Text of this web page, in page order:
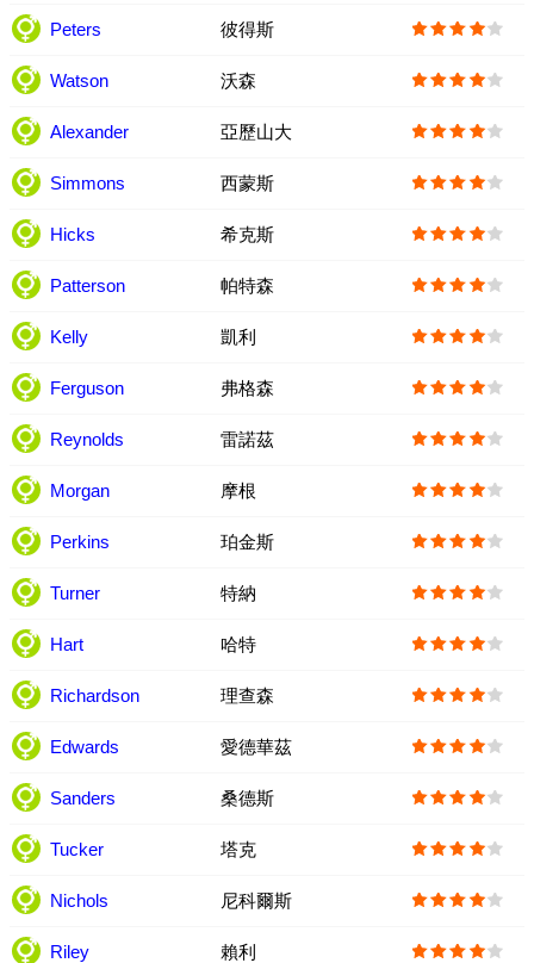
Peters 彼得斯
Watson 沃森
Alexander 亞歷山大
Simmons 西蒙斯
Hicks 希克斯
Patterson 帕特森
Kelly 凱利
Ferguson 弗格森
Reynolds 雷諾茲
Morgan 摩根
Perkins 珀金斯
Turner 特納
Hart 哈特
Richardson 理查森
Edwards 愛德華茲
Sanders 桑德斯
Tucker 塔克
Nichols 尼科爾斯
Riley 賴利